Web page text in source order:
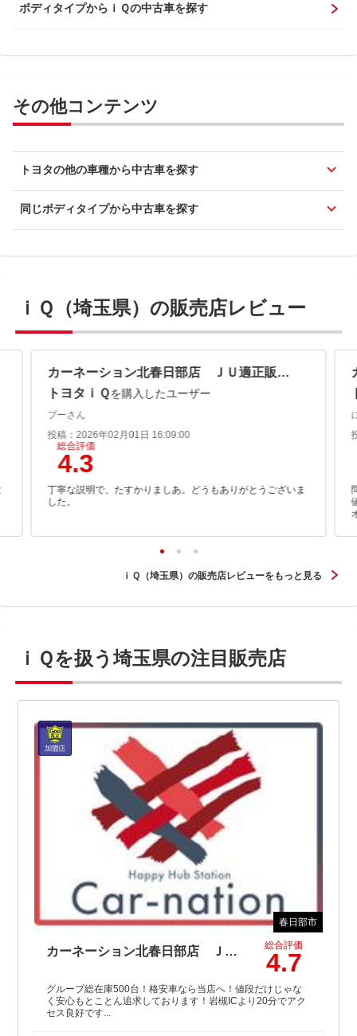
ボディタイプからｉＱの中古車を探す
その他コンテンツ
トヨタの他の車種から中古車を探す
同じボディタイプから中古車を探す
ｉＱ（埼玉県）の販売店レビュー
カーネーション北春日部店 ＪＵ適正販売店
トヨタｉＱを購入したユーザー
プーさん
投稿：2026年02月01日 16:09:00
総合評価
4.3
丁寧な説明で、たすかりましあ。どうもありがとうございま
した。
ｉＱ（埼玉県）の販売店レビューをもっと見る
ｉＱを扱う埼玉県の注目販売店
春日部市
カーネーション北春日部店 ＪＵ適正販売店 総合評価
4.7
グループ総在庫500台！格安車なら当店へ！値段だけじゃな
く安心もとことん追求しております！岩槻ICより20分でアク
セス良好です...